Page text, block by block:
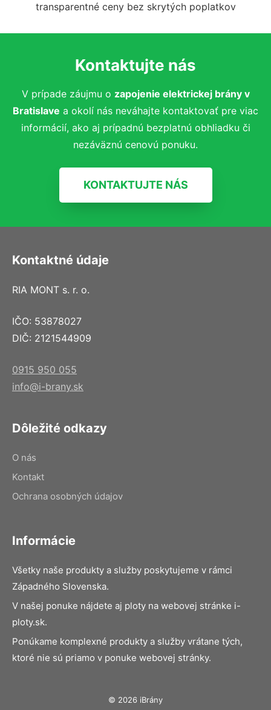
transparentné ceny bez skrytých poplatkov
Kontaktujte nás
V prípade záujmu o zapojenie elektrickej brány v
Bratislave a okolí nás neváhajte kontaktovať pre viac
informácií, ako aj prípadnú bezplatnú obhliadku či
nezáväznú cenovú ponuku.
KONTAKTUJTE NÁS
Kontaktné údaje
RIA MONT s. r. o.
IČO: 53878027
DIČ: 2121544909
0915 950 055
info@i-brany.sk
Dôležité odkazy
O nás
Kontakt
Ochrana osobných údajov
Informácie
Všetky naše produkty a služby poskytujeme v rámci
Západného Slovenska.
V našej ponuke nájdete aj ploty na webovej stránke i-
ploty.sk.
Ponúkame komplexné produkty a služby vrátane tých,
ktoré nie sú priamo v ponuke webovej stránky.
© 2026 iBrány